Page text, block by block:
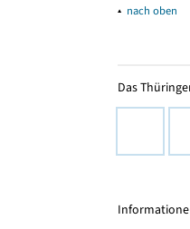
▴ nach oben
Das